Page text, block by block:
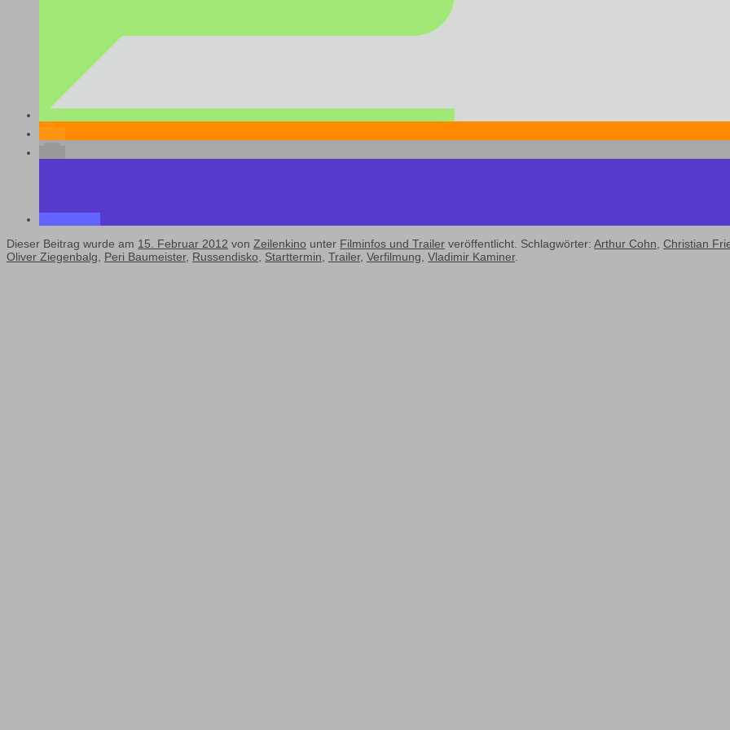
Dieser Beitrag wurde am 15. Februar 2012 von Zeilenkino unter Filminfos und Trailer veröffentlicht. Schlagwörter: Arthur Cohn, Christian
Oliver Ziegenbalg, Peri Baumeister, Russendisko, Starttermin, Trailer, Verfilmung, Vladimir Kaminer.